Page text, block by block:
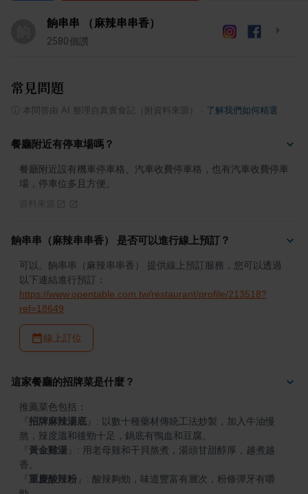
餉串串 （麻辣串串香）
2580個讚
常見問題
本問答由 AI 整理自真實食記（附資料來源） 了解我們如何精選
餐廳附近有停車場嗎？
餐廳附近設有機車停車格、汽車收費停車格，也有汽車收費停車
場，停車位多且方便。
餉串串（麻辣串串香） 是否可以進行線上預訂？
可以。餉串串（麻辣串串香） 提供線上預訂服務，您可以透過
以下連結進行預訂：
https://www.opentable.com.tw/restaurant/profile/213518?
ref=18649
線上訂位
這家餐廳的招牌菜是什麼？
招牌麻辣湯底
: 以數十種藥材傳統工法炒製，加入牛油慢
黃金雞湯
: 用老母雞和干貝熬煮，湯頭甘甜醇厚，越煮越
重慶酸辣粉
: 酸辣夠勁，味道豐富有層次，粉條彈牙有嚼